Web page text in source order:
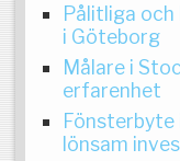
Pålitliga och
i Göteborg
Målare i
erfarenhet
lönsam